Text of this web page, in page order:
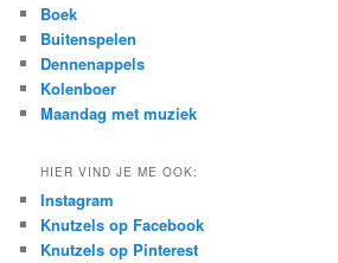
h
Boek
Buitenspelen
Dennenappels
Kolenboer
Maandag met muziek
HIER VIND JE ME OOK:
Instagram
Knutzels op Facebook
Knutzels op Pinterest